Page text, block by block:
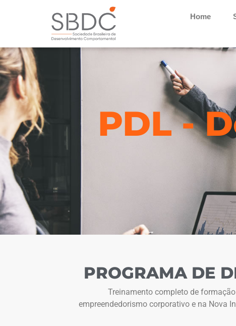
Home
PDL -
PROGRAMA DE
Treinamento completo de
empreendedorismo corporativo e na Nova